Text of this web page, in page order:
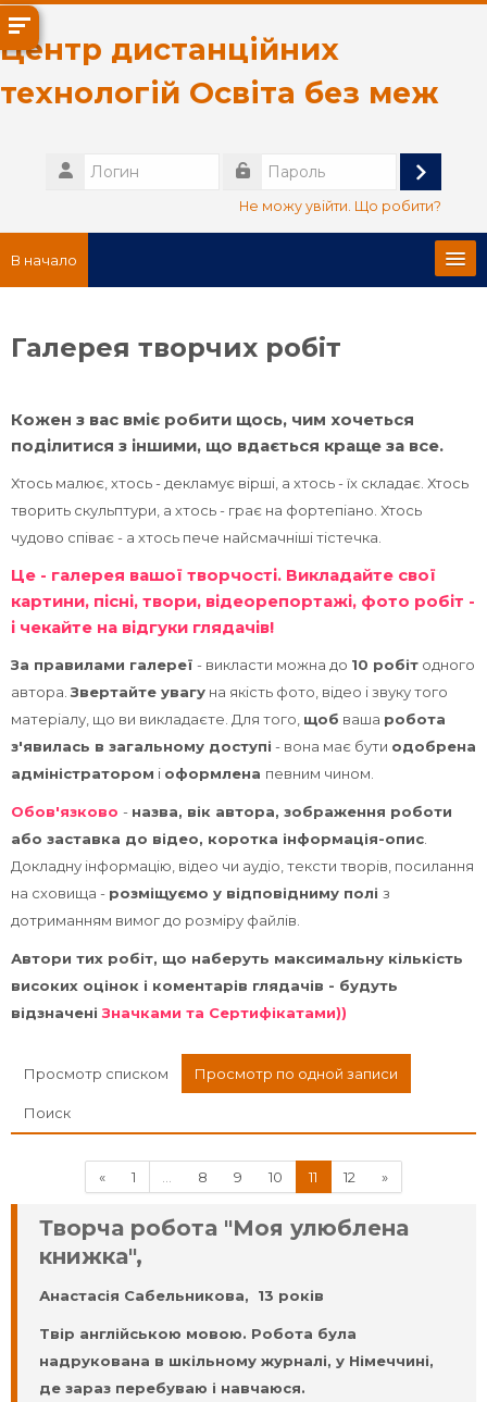
Перейти к основному содержанию
Центр дистанційних
технологій Освіта без меж
Логин
Вход
Не можу увійти. Що робити?
В начало
Русский ‎(ru)‎
курса
Галерея творчих робіт
Кожен з вас вміє робити щось, чим хочеться
поділитися з іншими, що вдається краще за все.
Хтось малює, хтось - декламує вірші, а хтось - їх складає. Хтось
творить скульптури, а хтось - грає на фортепіано. Хтось
чудово співає - а хтось пече найсмачніші тістечка.
Це - галерея вашої творчості. Викладайте свої
картини, пісні, твори, відеорепортажі, фото робіт -
і чекайте на відгуки глядачів!
За правилами галереї - викласти можна до 10 робіт одного
автора. Звертайте увагу на якість фото, відео і звуку того
матеріалу, що ви викладаєте. Для того, щоб ваша робота
з'явилась в загальному доступі - вона має бути одобрена
адміністратором і оформлена певним чином.
Обов'язково - назва, вік автора, зображення роботи
або заставка до відео, коротка інформація-опис
Докладну інформацію, відео чи аудіо, тексти творів, посилання
на сховища - розміщуємо у відповідниму полі з
дотриманням вимог до розміру файлів.
Автори тих робіт, що наберуть максимальну кількість
високих оцінок і коментарів глядачів - будуть
відзначеніЗначками та Сертифікатами))
Просмотр списком Просмотр по одной записи
Поиск
«Назад
1 8 9 10 11 (текущая)
12 »Далее
Творча робота "Моя улюблена
книжка",
Анастасія Сабельникова, 13 років
Твір англійською мовою. Робота була
надрукована в шкільному журналі, у Німеччині,
де зараз перебуваю і навчаюся.